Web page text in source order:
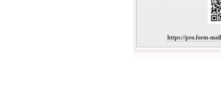
https://pro.form-